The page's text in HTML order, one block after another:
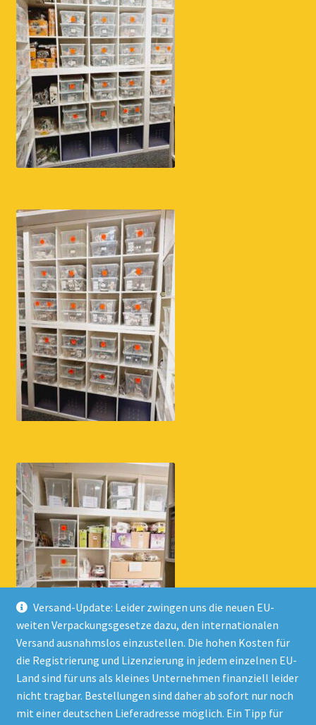
Versand-Update: Leider zwingen uns die neuen EU-
weiten Verpackungsgesetze dazu, den internationalen
Versand ausnahmslos einzustellen. Die hohen Kosten für
die Registrierung und Lizenzierung in jedem einzelnen EU-
Land sind für uns als kleines Unternehmen finanziell leider
nicht tragbar. Bestellungen sind daher ab sofort nur noch
mit einer deutschen Lieferadresse möglich. Ein Tipp für